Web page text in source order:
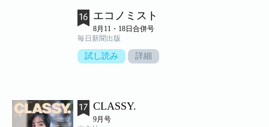
エコノミスト
8月11・18日合併号
毎日新聞出版
試し読み 詳細
CLASSY.
9月号